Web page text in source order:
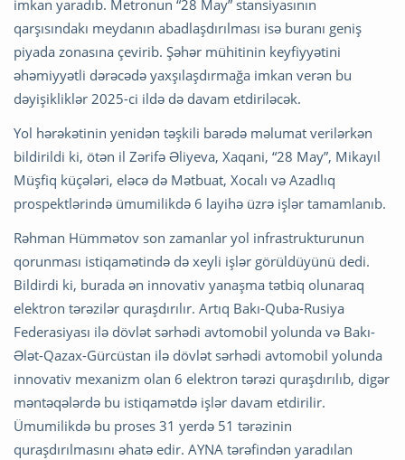
imkan yaradıb. Metronun “28 May” stansiyasının
qarşısındakı meydanın abadlaşdırılması isə buranı geniş
piyada zonasına çevirib. Şəhər mühitinin keyfiyyətini
əhəmiyyətli dərəcədə yaxşılaşdırmağa imkan verən bu
dəyişikliklər 2025-ci ildə də davam etdiriləcək.
Yol hərəkətinin yenidən təşkili barədə məlumat verilərkən
bildirildi ki, ötən il Zərifə Əliyeva, Xaqani, “28 May”, Mikayıl
Müşfiq küçələri, eləcə də Mətbuat, Xocalı və Azadlıq
prospektlərində ümumilikdə 6 layihə üzrə işlər tamamlanıb.
Rəhman Hümmətov son zamanlar yol infrastrukturunun
qorunması istiqamətində də xeyli işlər görüldüyünü dedi.
Bildirdi ki, burada ən innovativ yanaşma tətbiq olunaraq
elektron tərəzilər quraşdırılır. Artıq Bakı-Quba-Rusiya
Federasiyası ilə dövlət sərhədi avtomobil yolunda və Bakı-
Ələt-Qazax-Gürcüstan ilə dövlət sərhədi avtomobil yolunda
innovativ mexanizm olan 6 elektron tərəzi quraşdırılıb, digər
məntəqələrdə bu istiqamətdə işlər davam etdirilir.
Ümumilikdə bu proses 31 yerdə 51 tərəzinin
quraşdırılmasını əhatə edir. AYNA tərəfindən yaradılan